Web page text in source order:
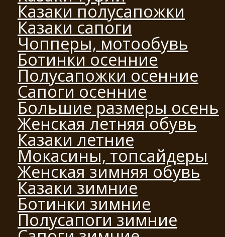
Казаки полусапожки
Казаки сапоги
Чопперы, мотообувь
Ботинки осенние
Полусапожки осенние
Сапоги осенние
Большие размеры осень
Женская летняя обувь
Казаки летние
Мокасины, топсайдеры
Женская зимняя обувь
Казаки зимние
Ботинки зимние
Полусапоги зимние